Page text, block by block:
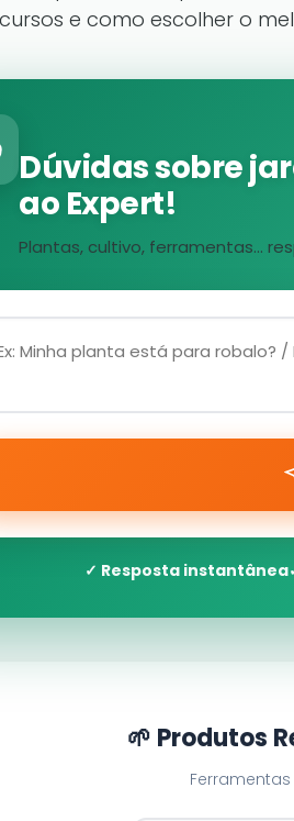
e como escolher o
Dúvidas sobre
ao Expert!
Plantas, cultivo, ferramentas...
✓ Resposta instantânea
🌱 Produtos